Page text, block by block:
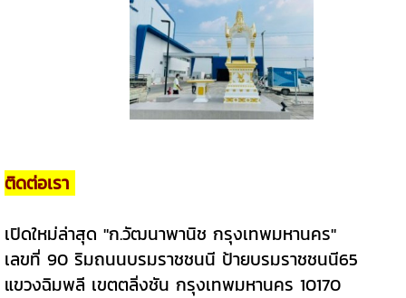
ติดต่อเรา
เปิดใหม่ล่าสุด "ก.วัฒนาพานิช กรุงเทพมหานคร"
เลขที่ 90 ริมถนนบรมราชชนนี ป้ายบรมราชชนนี65
แขวงฉิมพลี เขตตลิ่งชัน กรุงเทพมหานคร 10170